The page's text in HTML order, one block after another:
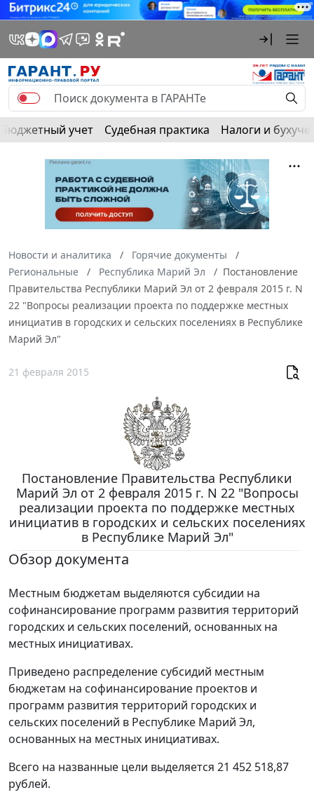
Бюджетный учет Судебная практика Налоги и
Новости и аналитика
Горячие документы
Региональные
Республика Марий Эл
Постановление
Правительства Республики Марий Эл от 2 февраля 2015 г. N
22 "Вопросы реализации проекта по поддержке местных
инициатив в городских и сельских поселениях в Республике
Марий Эл"
21 февраля 2015
Постановление Правительства Республики
Марий Эл от 2 февраля 2015 г. N 22 "Вопросы
реализации проекта по поддержке местных
инициатив в городских и сельских поселениях
в Республике Марий Эл"
Обзор документа
Местным бюджетам выделяются субсидии на
софинансирование программ развития территорий
городских и сельских поселений, основанных на
местных инициативах.
Приведено распределение субсидий местным
бюджетам на софинансирование проектов и
программ развития территорий городских и
сельских поселений в Республике Марий Эл,
основанных на местных инициативах.
Всего на названные цели выделяется 21 452 518,87
рублей.